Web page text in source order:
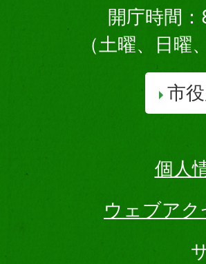
開庁時間
（土曜、日
市
個人
ウェブア